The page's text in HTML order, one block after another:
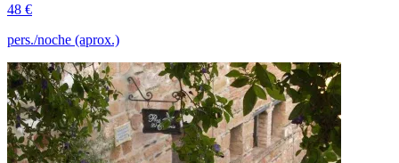
48 €
pers./noche (aprox.)